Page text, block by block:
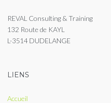
REVAL Consulting & Training
132 Route de KAYL
L-3514 DUDELANGE
LIENS
Accueil